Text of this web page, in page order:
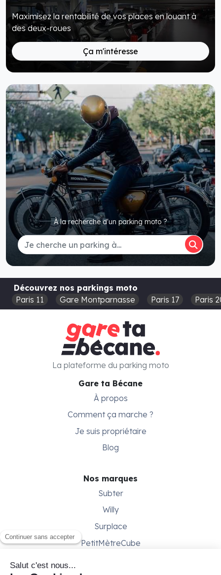
Maximisez la rentabilité de vos places en louant à
des deux-roues
Ça m'intéresse
À la recherche d'un parking moto ?
Découvrez nos parkings moto
Paris 11
Gare Montparnasse Paris 17 Paris
Gare ta Bécane
À propos
Comment ça marche ?
Je suis propriétaire
Blog
Nos marques
Subter
Willy
Surplace
PetitMètreCube
La plateforme du parking moto